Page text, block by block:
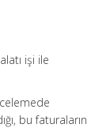
işi ile
bu faturaların